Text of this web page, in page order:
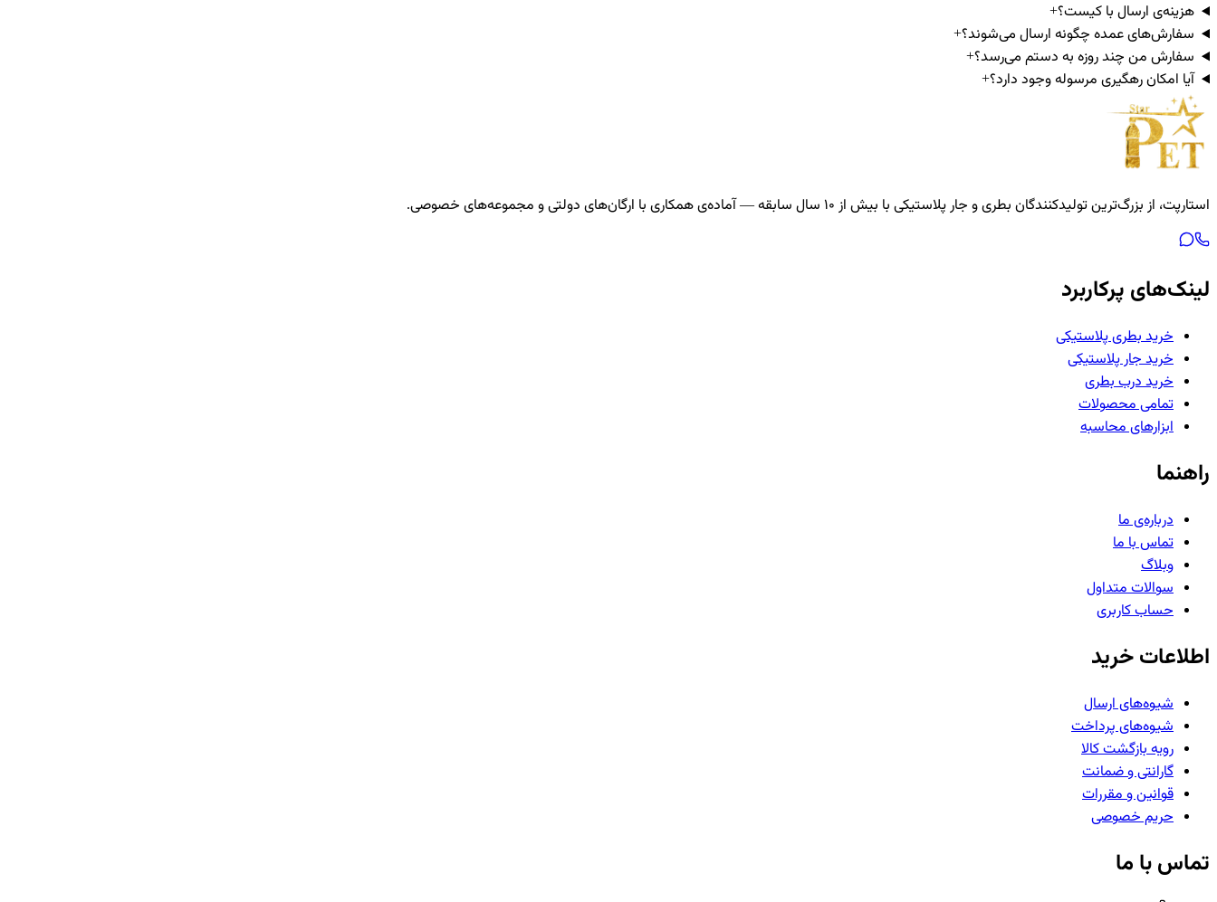
هزینه‌ی ارسال با کیست؟+
سفارش‌های عمده چگونه ارسال می‌شوند؟+
سفارش من چند روزه به دستم می‌رسد؟+
آیا امکان رهگیری مرسوله وجود دارد؟+
استارپت، از بزرگ‌ترین تولیدکنندگان بطری و جار پلاستیکی با بیش از ۱۰ سال سابقه — آماده‌ی همکاری با ارگان‌های دولتی و مجموعه‌های خصوصی.
لینک‌های پرکاربرد
خرید بطری پلاستیکی
خرید جار پلاستیکی
خرید درب بطری
تمامی محصولات
ابزارهای محاسبه
راهنما
درباره‌ی ما
تماس با ما
وبلاگ
سوالات متداول
حساب کاربری
اطلاعات خرید
شیوه‌های ارسال
شیوه‌های پرداخت
رویه بازگشت کالا
گارانتی و ضمانت
قوانین و مقررات
حریم خصوصی
تماس با ما